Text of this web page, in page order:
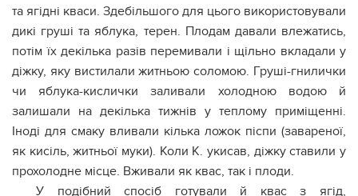
та ягідні кваси. Здебільшого для цього використовували
дикі груші та яблука, терен. Плодам давали влежатись,
потім їх декілька разів перемивали і щільно вкладали у
діжку, яку вистилали житньою соломою. Груші-гнилички
чи яблука-кислички заливали холодною водою й
залишали на декілька тижнів у теплому приміщенні.
Іноді для смаку вливали кілька ложок піспи (завареної,
як кисіль, житньої муки). Коли К. укисав, діжку ставили у
прохолодне місце. Вживали як квас, так і плоди.
У подібний спосіб готували й квас з ягід,